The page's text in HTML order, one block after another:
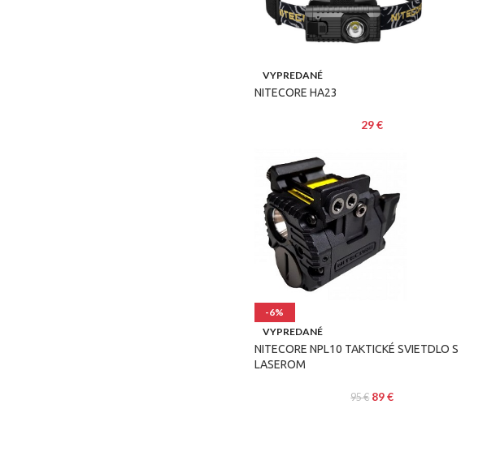
VYPREDANÉ
NITECORE HA23
29€
-6%
VYPREDANÉ
NITECORE NPL10 TAKTICKÉ SVIETDLO S
LASEROM
95€ 89€